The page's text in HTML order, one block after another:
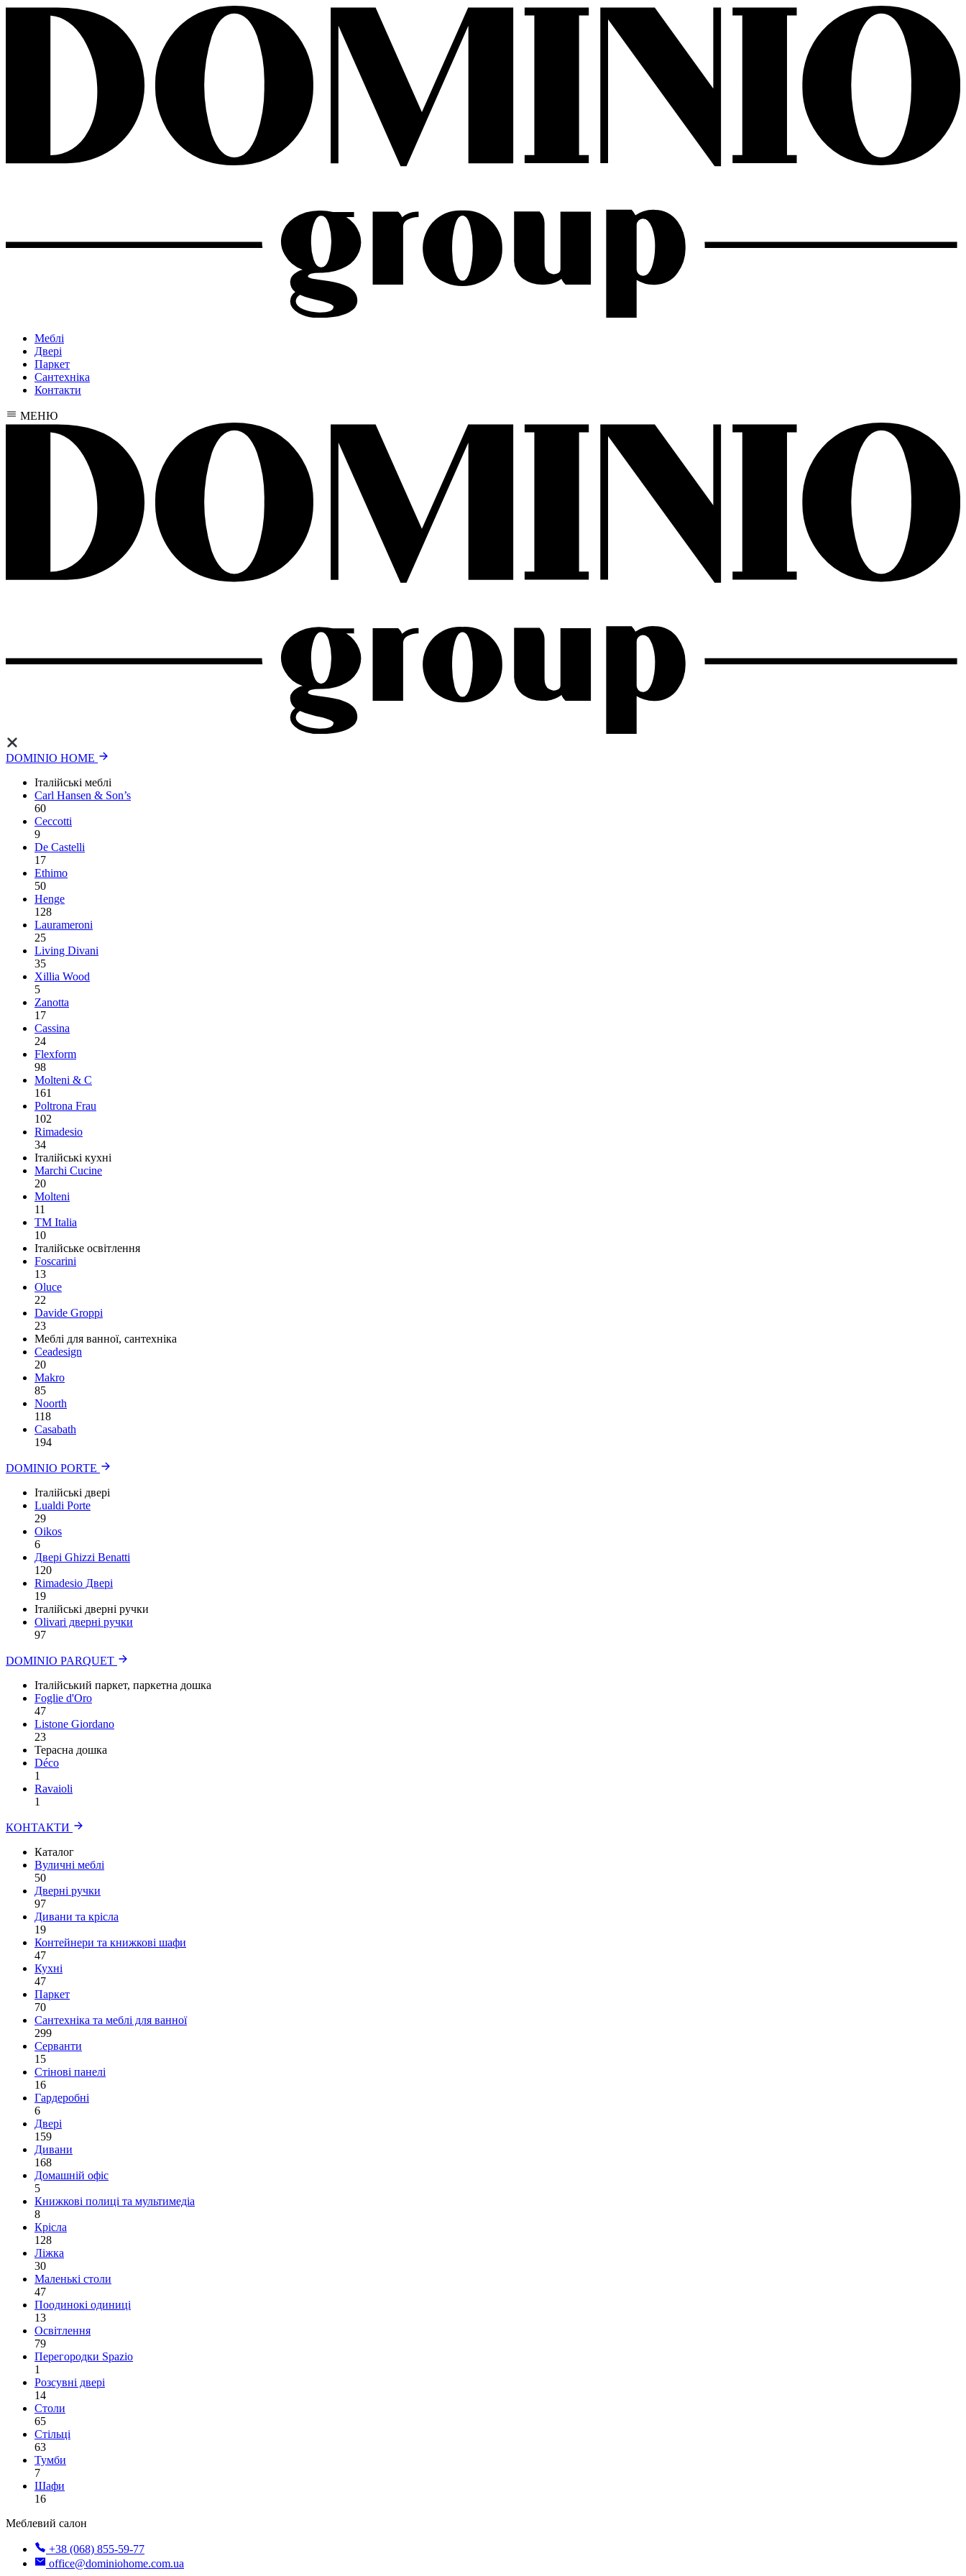
Меблі
Двері
Паркет
Сантехніка
Контакти
МЕНЮ
DOMINIO HOME
Італійські меблі
Carl Hansen & Son’s
60
Ceccotti
9
De Castelli
17
Ethimo
50
Henge
128
Laurameroni
25
Living Divani
35
Xillia Wood
5
Zanotta
17
Cassina
24
Flexform
98
Molteni & C
161
Poltrona Frau
102
Rimadesio
34
Італійські кухні
Marchi Cucine
20
Molteni
11
TM Italia
10
Італійське освітлення
Foscarini
13
Oluce
22
Davide Groppi
23
Меблі для ванної, сантехніка
Ceadesign
20
Makro
85
Noorth
118
Сasabath
194
DOMINIO PORTE
Італійські двері
Lualdi Porte
29
Oikos
6
Двері Ghizzi Benatti
120
Rimadesio Двері
19
Італійські дверні ручки
Olivari дверні ручки
97
DOMINIO PARQUET
Італійський паркет, паркетна дошка
Foglie d'Oro
47
Listone Giordano
23
Терасна дошка
Déco
1
Ravaioli
1
КОНТАКТИ
Каталог
Вуличні меблі
50
Дверні ручки
97
Дивани та крісла
19
Контейнери та книжкові шафи
47
Кухні
47
Паркет
70
Сантехніка та меблі для ванної
299
Серванти
15
Стінові панелі
16
Гардеробні
6
Двері
159
Дивани
168
Домашній офіс
5
Книжкові полиці та мультимедіа
8
Крісла
128
Ліжка
30
Маленькі столи
47
Поодинокі одиниці
13
Освітлення
79
Перегородки Spazio
1
Розсувні двері
14
Столи
65
Стільці
63
Тумби
7
Шафи
16
Меблевий салон
+38 (068) 855-59-77
office@dominiohome.com.ua